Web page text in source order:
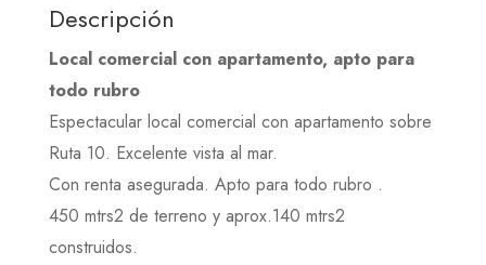
Descripción
Local comercial con apartamento, apto para
todo rubro
Espectacular local comercial con apartamento sobre
Ruta 10. Excelente vista al mar.
Con renta asegurada. Apto para todo rubro .
450 mtrs2 de terreno y aprox.140 mtrs2
construidos.